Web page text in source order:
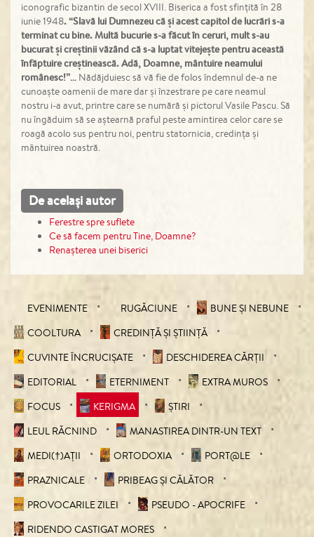
iconografic bizantin de secol XVIII. Biserica a fost sfințită în 28
iunie 1948.“Slavă lui Dumnezeu căși acest capitol de lucrări s-a
terminat cu bine. Multă bucurie s-a făcut în ceruri, mult s-au
bucuratși creștinii văzând că s-a luptat vitejește pentru această
înfăptuire creștinească. Adă, Doamne, mântuire neamului
românesc!”… Nădăjduiesc să vă fie de folos îndemnul de-a ne
cunoaște oamenii de mare dar și înzestrare pe care neamul
nostru i-a avut, printre care se numără și pictorul Vasile Pascu. Să
nu îngăduim să se aștearnă praful peste amintirea celor care se
roagă acolo sus pentru noi, pentru statornicia, credința și
mântuirea noastră.
De același autor
Ferestre spre suflete
Ce să facem pentru Tine, Doamne?
Renașterea unei biserici
EVENIMENTE RUGĂCIUNE
BUNE ȘI NEBUNE
COOLTURA
CREDINȚĂ ȘI ȘTIINȚĂ
CUVINTE ÎNCRUCIŞATE
DESCHIDEREA CĂRȚII
EDITORIAL
ETERNIMENT
EXTRA MUROS
FOCUS
KERIGMA
ȘTIRI
LEUL RĂCNIND
MANASTIREA DINTR-UN TEXT
MEDI(†)AȚII
ORTODOXIA
PORT@LE
PRAZNICALE
PRIBEAG ȘI CĂLĂTOR
PROVOCARILE ZILEI
PSEUDO - APOCRIFE
RIDENDO CASTIGAT MORES